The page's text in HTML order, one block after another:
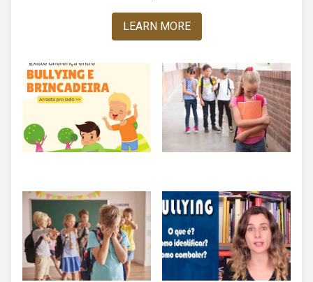
LEARN MORE